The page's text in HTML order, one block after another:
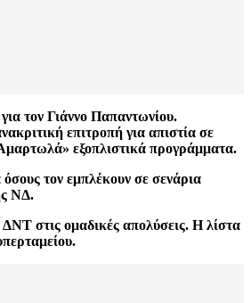
τον Γιάννο Παπαντωνίου.
επιτροπή για απιστία σε
εξοπλιστικά προγράμματα.
τον εμπλέκουν σε σενάρια
ΝΔ.
ΔΝΤ στις ομαδικές απολύσεις. Η λίστα